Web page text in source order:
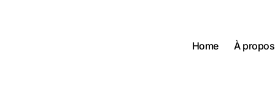
Home
À propos